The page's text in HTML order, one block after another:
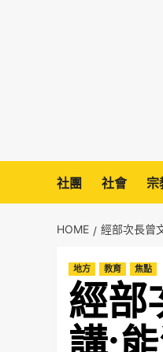
社團 社會 宗
HOME 經部次長曾
地方 教育 焦點
經部